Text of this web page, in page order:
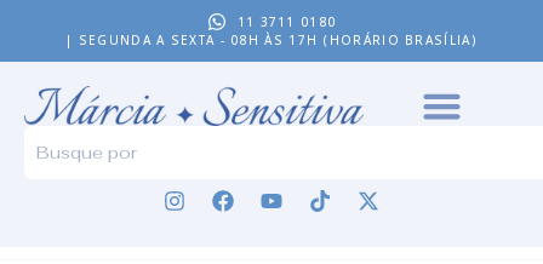
11 3711 0180
| SEGUNDA A SEXTA - 08H ÀS 17H (HORÁRIO BRASÍLIA)